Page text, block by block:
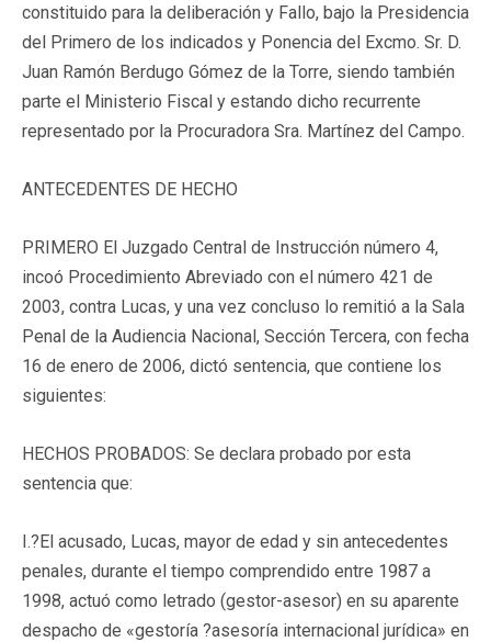
constituido para la deliberación y Fallo, bajo la Presidencia
del Primero de los indicados y Ponencia del Excmo. Sr. D.
Juan Ramón Berdugo Gómez de la Torre, siendo también
parte el Ministerio Fiscal y estando dicho recurrente
representado por la Procuradora Sra. Martínez del Campo.
ANTECEDENTES DE HECHO
PRIMERO El Juzgado Central de Instrucción número 4,
incoó Procedimiento Abreviado con el número 421 de
2003, contra Lucas, y una vez concluso lo remitió a la Sala
Penal de la Audiencia Nacional, Sección Tercera, con fecha
16 de enero de 2006, dictó sentencia, que contiene los
siguientes:
HECHOS PROBADOS: Se declara probado por esta
sentencia que:
I.?El acusado, Lucas, mayor de edad y sin antecedentes
penales, durante el tiempo comprendido entre 1987 a
1998, actuó como letrado (gestor-asesor) en su aparente
despacho de «gestoría ?asesoría internacional jurídica» en